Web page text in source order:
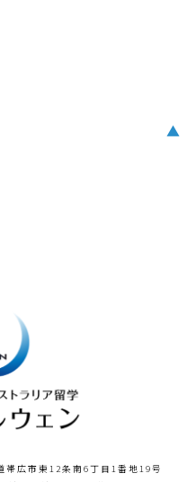
帯広市東12条南6丁目1番地19号
▲